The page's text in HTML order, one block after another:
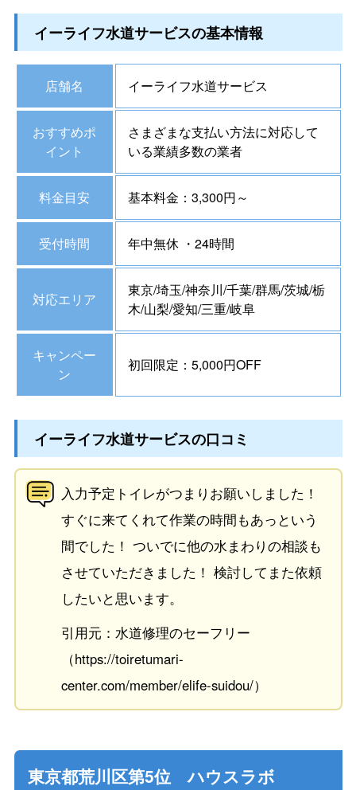
イーライフ水道サービスの基本情報
店舗名 イーライフ水道サービス
おすすめポ
イント
さまざまな支払い方法に対応して
いる業績多数の業者
料金目安 基本料金：3,300円～
受付時間 年中無休 ・24時間
対応エリア
東京/埼玉/神奈川/千葉/群馬/茨城/栃
木/山梨/愛知/三重/岐阜
キャンペー
ン
初回限定：5,000円OFF
イーライフ水道サービスの口コミ
入力予定トイレがつまりお願いしました！
すぐに来てくれて作業の時間もあっという
間でした！ ついでに他の水まわりの相談も
させていただきました！ 検討してまた依頼
したいと思います。
引用元：水道修理のセーフリー
（https://toiretumari-
center.com/member/elife-suidou/）
東京都荒川区第5位 ハウスラボ